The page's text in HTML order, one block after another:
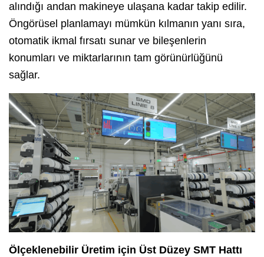
alındığı andan makineye ulaşana kadar takip edilir.
Öngörüsel planlamayı mümkün kılmanın yanı sıra,
otomatik ikmal fırsatı sunar ve bileşenlerin
konumları ve miktarlarının tam görünürlüğünü
sağlar.
Ölçeklenebilir Üretim için Üst Düzey SMT Hattı